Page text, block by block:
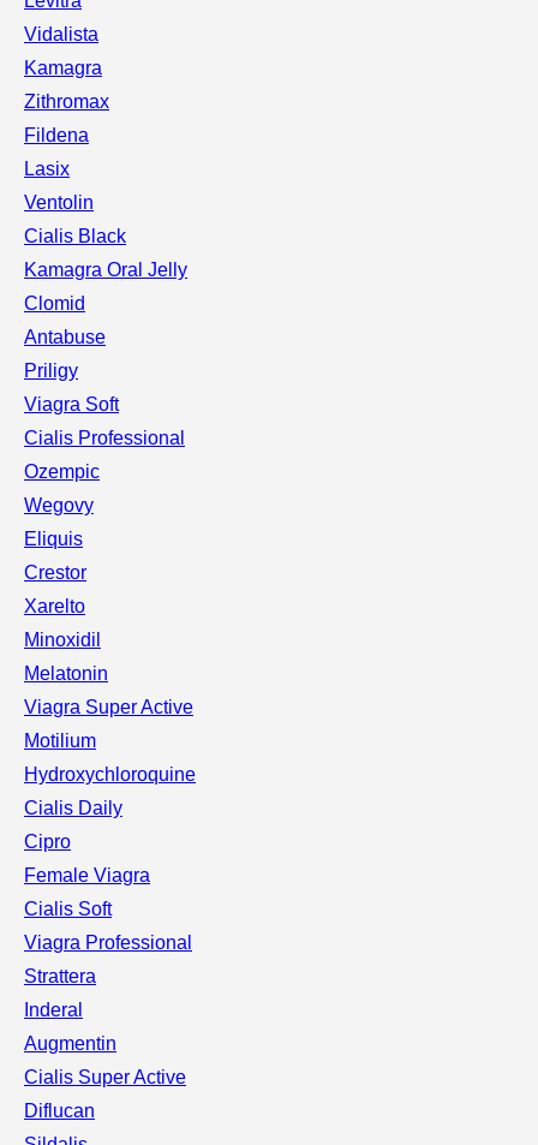
Vidalista
Kamagra
Zithromax
Fildena
Lasix
Ventolin
Cialis Black
Kamagra Oral Jelly
Clomid
Antabuse
Priligy
Viagra Soft
Cialis Professional
Ozempic
Wegovy
Eliquis
Crestor
Xarelto
Minoxidil
Melatonin
Viagra Super Active
Motilium
Hydroxychloroquine
Cialis Daily
Cipro
Female Viagra
Cialis Soft
Viagra Professional
Strattera
Inderal
Augmentin
Cialis Super Active
Diflucan